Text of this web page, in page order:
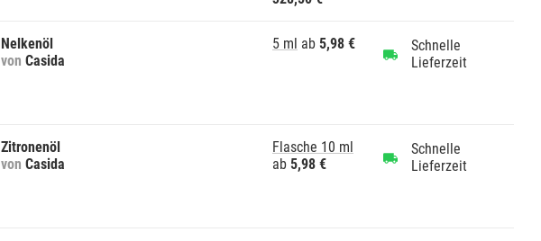
Nelkenöl
von Casida
5 ml ab 5,98 €
Schnelle
Lieferzeit
Zitronenöl
von Casida
Flasche 10 ml
ab 5,98 €
Schnelle
Lieferzeit